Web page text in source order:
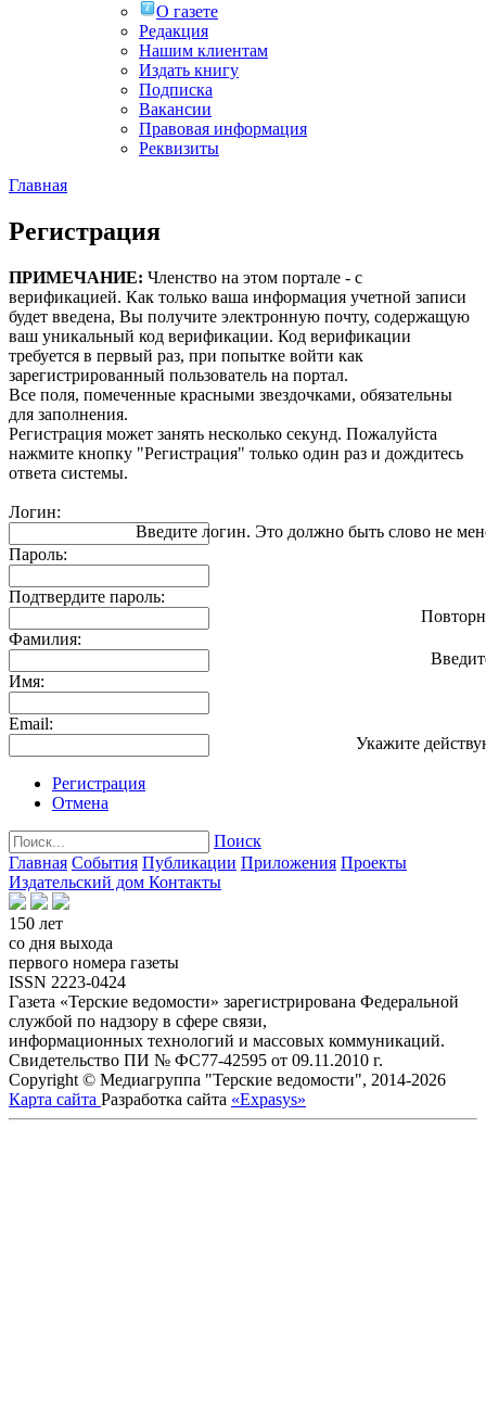
О газете
Редакция
Нашим клиентам
Издать книгу
Подписка
Вакансии
Правовая информация
Реквизиты
Главная
Регистрация
ПРИМЕЧАНИЕ: Членство на этом портале - с
верификацией. Как только ваша информация учетной записи
будет введена, Вы получите электронную почту, содержащую
ваш уникальный код верификации. Код верификации
требуется в первый раз, при попытке войти как
зарегистрированный пользователь на портал.
Все поля, помеченные красными звездочками, обязательны
для заполнения.
Регистрация может занять несколько секунд. Пожалуйста
нажмите кнопку "Регистрация" только один раз и дождитесь
ответа системы.
Логин:
Введите логин. Это должно быть слово не
Пароль:
Подтвердите пароль:
Фамилия:
Имя:
Email:
Укажите
Регистрация
Отмена
Поиск
Главная События Публикации Приложения Проекты
Издательский дом Контакты
150 лет
со дня выхода
первого номера газеты
ISSN 2223-0424
Газета «Терские ведомости» зарегистрирована Федеральной
службой по надзору в сфере связи,
информационных технологий и массовых коммуникаций.
Свидетельство ПИ № ФС77-42595 от 09.11.2010 г.
Copyright © Медиагруппа "Терские ведомости", 2014-2026
Карта сайта Разработка сайта «Expasys»